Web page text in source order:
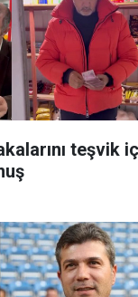
teşvik